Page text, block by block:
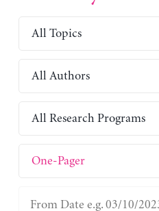
All Topics
All Authors
All Research Programs
One-Pager